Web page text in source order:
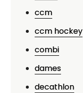
ccm
ccm hockey
combi
dames
decathlon